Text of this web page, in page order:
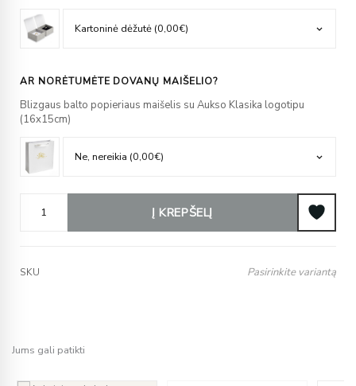
AR NORĖTUMĖTE DOVANŲ MAIŠELIO?
Blizgaus balto popieriaus maišelis su Aukso Klasika logotipu
(16x15cm)
Į KREPŠELĮ
SKU Pasirinkite variantą
Jums gali patikti